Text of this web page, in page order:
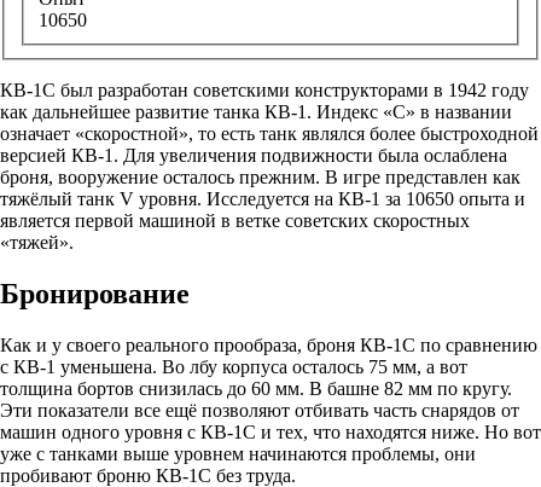
10650
КВ-1С был разработан советскими конструкторами в 1942 году
как дальнейшее развитие танка КВ-1. Индекс «С» в названии
означает «скоростной», то есть танк являлся более быстроходной
версией КВ-1. Для увеличения подвижности была ослаблена
броня, вооружение осталось прежним. В игре представлен как
тяжёлый танк V уровня. Исследуется на КВ-1 за 10650 опыта и
является первой машиной в ветке советских скоростных
«тяжей».
Бронирование
Как и у своего реального прообраза, броня КВ-1С по сравнению
с КВ-1 уменьшена. Во лбу корпуса осталось 75 мм, а вот
толщина бортов снизилась до 60 мм. В башне 82 мм по кругу.
Эти показатели все ещё позволяют отбивать часть снарядов от
машин одного уровня с КВ-1С и тех, что находятся ниже. Но вот
уже с танками выше уровнем начинаются проблемы, они
пробивают броню КВ-1С без труда.